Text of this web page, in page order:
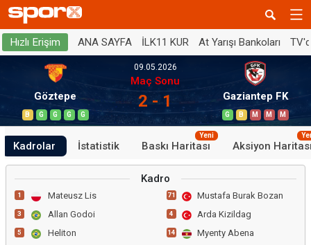
Hızlı Erişim ANA SAYFA İLK11 KUR At Yarışı Bankoları
Göztepe
B G G G G
09.05.2026
Maç Sonu
2 - 1 Gaziantep FK
G B M M M
Kadrolar İstatistik Baskı Haritası
Yeni
Aksiyon
Kadro
1 Mateusz Lis
3 Allan Godoi
5 Heliton
71 Mustafa Burak Bozan
4 Arda Kizildag
14 Myenty Abena